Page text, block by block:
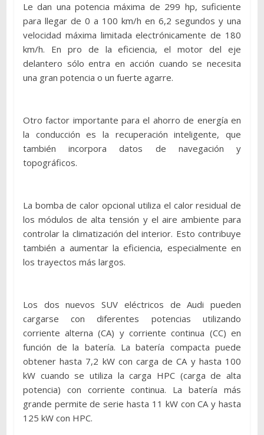
Le dan una potencia máxima de 299 hp, suficiente
para llegar de 0 a 100 km/h en 6,2 segundos y una
velocidad máxima limitada electrónicamente de 180
km/h. En pro de la eficiencia, el motor del eje
delantero sólo entra en acción cuando se necesita
una gran potencia o un fuerte agarre.
Otro factor importante para el ahorro de energía en
la conducción es la recuperación inteligente, que
también incorpora datos de navegación y
topográficos.
La bomba de calor opcional utiliza el calor residual de
los módulos de alta tensión y el aire ambiente para
controlar la climatización del interior. Esto contribuye
también a aumentar la eficiencia, especialmente en
los trayectos más largos.
Los dos nuevos SUV eléctricos de Audi pueden
cargarse con diferentes potencias utilizando
corriente alterna (CA) y corriente continua (CC) en
función de la batería. La batería compacta puede
obtener hasta 7,2 kW con carga de CA y hasta 100
kW cuando se utiliza la carga HPC (carga de alta
potencia) con corriente continua. La batería más
grande permite de serie hasta 11 kW con CA y hasta
125 kW con HPC.